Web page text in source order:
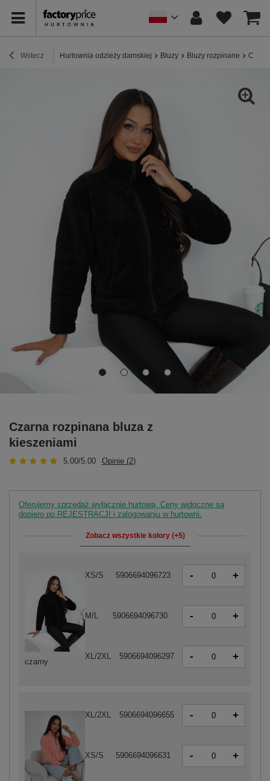
Wstecz Hurtownia odzieży damskiej Bluzy Bluzy rozpinane
Czarna rozpinana bluza z
kieszeniami
5.00/5.00 Opinie (2)
Oferujemy sprzedaż wyłącznie hurtową. Ceny widoczne są
dopiero po REJESTRACJI i zalogowaniu w hurtowni.
Zobacz wszystkie kolory (+5)
XL/2XL 5906694096655 - +
XS/S 5906694096631 - +
czarny
XS/S 5906694096723 - +
M/L 5906694096730 - +
XL/2XL 5906694096297 - +